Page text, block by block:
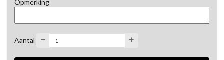
Opmerking
Aantal